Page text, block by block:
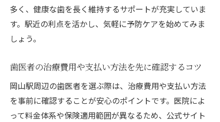
多く、健康な歯を長く維持するサポートが充実していま
す。駅近の利点を活かし、気軽に予防ケアを始めてみま
しょう。
歯医者の治療費用や支払い方法を先に確認するコツ
岡山駅周辺の歯医者を選ぶ際は、治療費用や支払い方法
を事前に確認することが安心のポイントです。医院によ
って料金体系や保険適用範囲が異なるため、公式サイト